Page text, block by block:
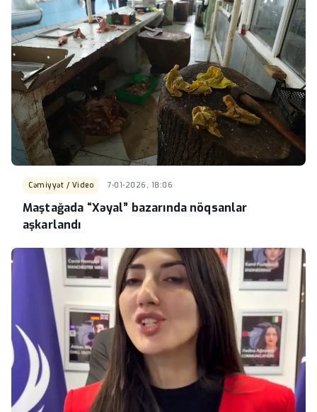
Cəmiyyət / Video 7-01-2026, 18:06
Maştağada “Xəyal” bazarında nöqsanlar
aşkarlandı